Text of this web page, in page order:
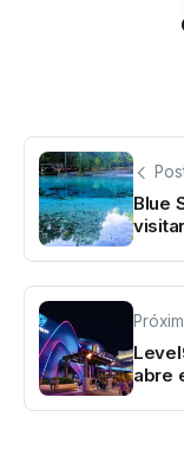
Blue
abre